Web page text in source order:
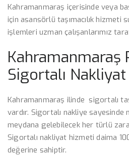
Kahramanmaraş içerisinde veya
için asansörlü taşımacılık hizmeti
işlemleri uzman çalışanlarımız
Kahramanmaraş
Sigortalı Nakliyat
Kahramanmaraş ilinde sigortalı
vardır. Sigortalı nakliye sayesinde
meydana gelebilecek her türlü
Sigortalı nakliyat hizmeti daima
değerine sahiptir.